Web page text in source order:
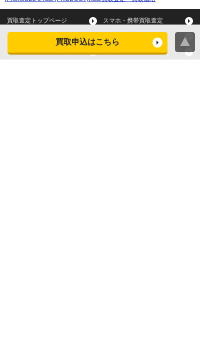
買取申込はこちら
買取査定トップページ スマホ・携帯買取査定
タブレット買取査定
スマートウォッチ買取査定 デジカメ買取査定